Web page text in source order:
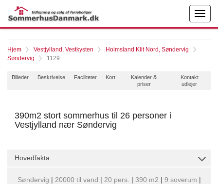
Hjem Vestjylland, Vestkysten
Holmsland Klit Nord, Søndervig
Søndervig
1129
Billeder Beskrivelse Faciliteter Kort
Kalender &
priser
Kontakt
udlejer
390m2 stort sommerhus til 26 personer i
Vestjylland nær Søndervig
Hovedfakta
Søndervig | 20000 til vand | 20 pers. | 390 m2 | 9 soverum |